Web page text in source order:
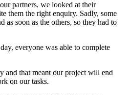
partners, we looked at their
them the right enquiry. Sadly, some
as soon as the others, so they had to
everyone was able to complete
and that meant our project will end
on our tasks.